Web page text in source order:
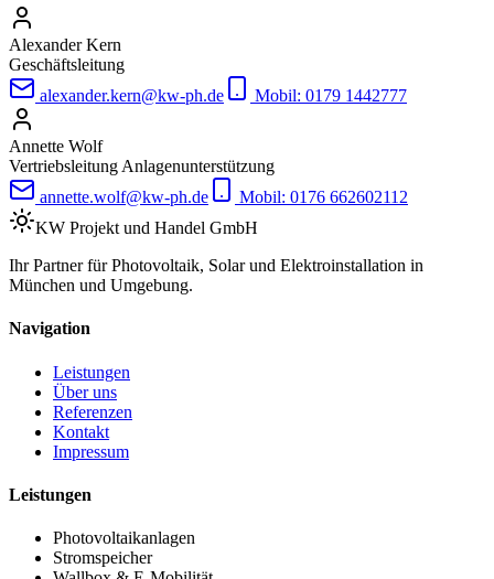
Alexander Kern
Geschäftsleitung
alexander.kern@kw-ph.de
Mobil: 0179 1442777
Annette Wolf
Vertriebsleitung Anlagenunterstützung
annette.wolf@kw-ph.de
Mobil: 0176 662602112
KW Projekt und Handel GmbH
Ihr Partner für Photovoltaik, Solar und Elektroinstallation in
München und Umgebung.
Navigation
Leistungen
Über uns
Referenzen
Kontakt
Impressum
Leistungen
Photovoltaikanlagen
Stromspeicher